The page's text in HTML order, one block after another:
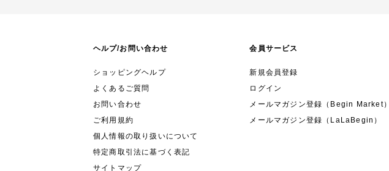
ヘルプ/お問い合わせ
ショッピングヘルプ
よくあるご質問
お問い合わせ
ご利用規約
個人情報の取り扱いについて
特定商取引法に基づく表記
サイトマップ
会員サービス
新規会員登録
ログイン
メールマガジン登録（Begin Market）
メールマガジン登録（LaLaBegin）